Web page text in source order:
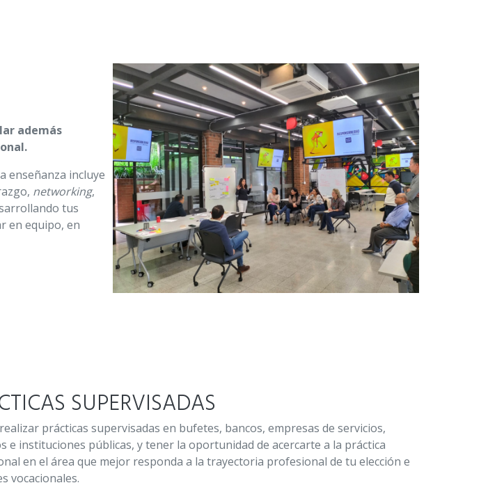
además
enseñanza incluye
networking,
tus
en equipo, en
SUPERVISADAS
prácticas supervisadas en bufetes, bancos, empresas de servicios,
e instituciones públicas, y tener la oportunidad de acercarte a la práctica
en el área que mejor responda a la trayectoria profesional de tu elección e
vocacionales.